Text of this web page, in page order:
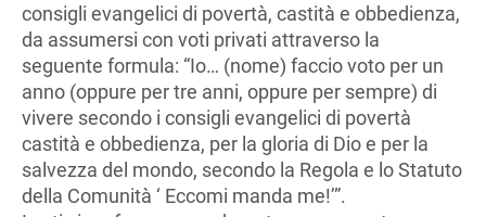
consigli evangelici di povertà, castità e obbedienza,
da assumersi con voti privati attraverso la
seguente formula: “Io… (nome) faccio voto per un
anno (oppure per tre anni, oppure per sempre) di
vivere secondo i consigli evangelici di povertà
castità e obbedienza, per la gloria di Dio e per la
salvezza del mondo, secondo la Regola e lo Statuto
della Comunità ‘ Eccomi manda me!’”.